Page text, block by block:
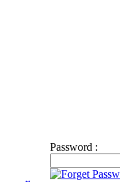
Password :